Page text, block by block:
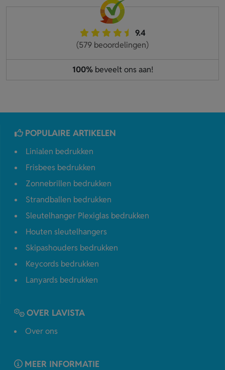
9.4
(579 beoordelingen)
100%beveelt ons aan!
POPULAIRE ARTIKELEN
Linialen bedrukken
Frisbees bedrukken
Zonnebrillen bedrukken
Strandballen bedrukken
Sleutelhanger Plexiglas bedrukken
Houten sleutelhangers
Skipashouders bedrukken
Keycords bedrukken
Lanyards bedrukken
OVER LAVISTA
Over ons
MEER INFORMATIE